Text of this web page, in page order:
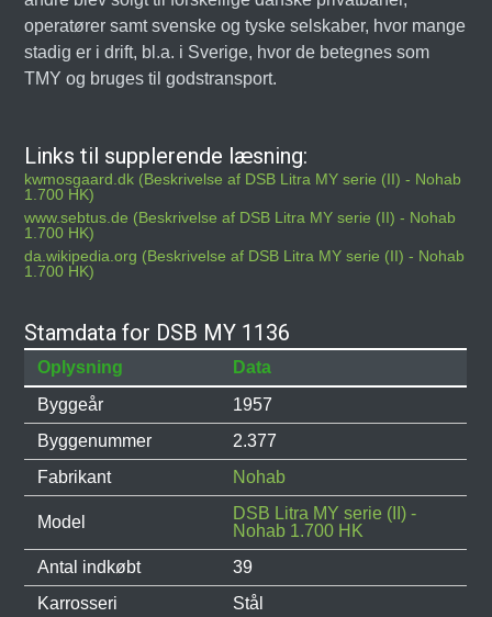
operatører samt svenske og tyske selskaber, hvor mange
stadig er i drift, bl.a. i Sverige, hvor de betegnes som
TMY og bruges til godstransport.
Links til supplerende læsning:
kwmosgaard.dk (Beskrivelse af DSB Litra MY serie (II) - Nohab
1.700 HK)
www.sebtus.de (Beskrivelse af DSB Litra MY serie (II) - Nohab
1.700 HK)
da.wikipedia.org (Beskrivelse af DSB Litra MY serie (II) - Nohab
1.700 HK)
Stamdata for DSB MY 1136
Oplysning
Data
Byggeår
1957
Byggenummer
2.377
Fabrikant
Nohab
Model
DSB Litra MY serie (II) -
Nohab 1.700 HK
Antal indkøbt
39
Karrosseri
Stål